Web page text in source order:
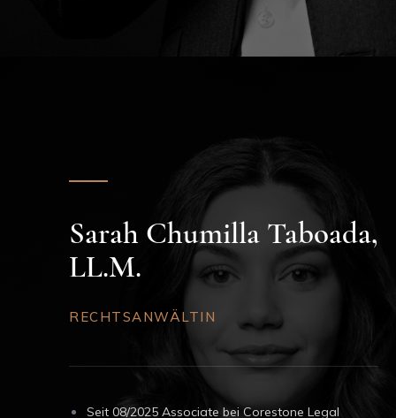
Sarah Chumilla Taboada,
LL.M.
RECHTSANWÄLTIN
Seit 08/2025 Associate bei Corestone Legal